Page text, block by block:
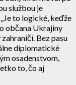
službou je
to logické, keďže
občana Ukrajiny
Bez pasu
diplomatické
osadenstvom,
to, čo aj